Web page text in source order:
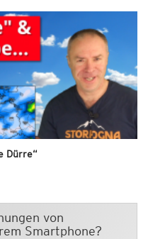
Dürre“
von
Smartphone?